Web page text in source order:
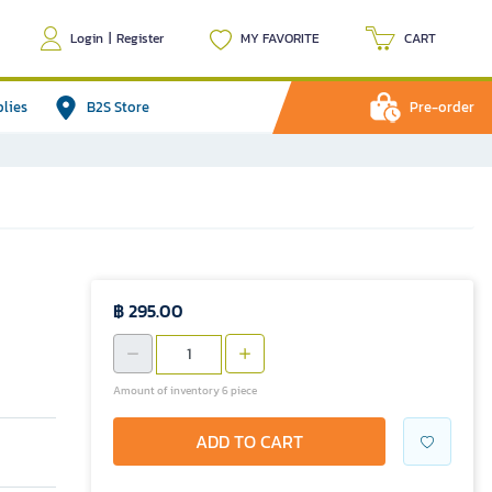
Login | Register MY FAVORITE CART
B2S Store Pre-order
฿ 295.00
Amount of inventory 6 piece
ADD TO CART